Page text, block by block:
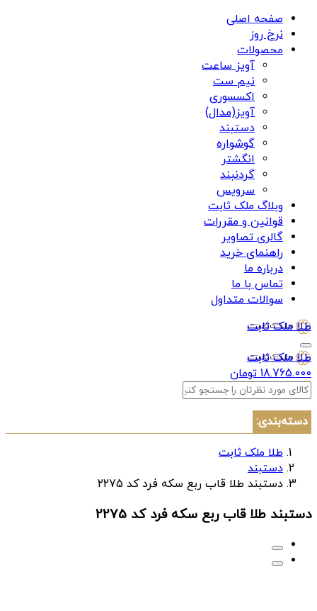
صفحه اصلی
نرخ روز
محصولات
آویز ساعت
نیم ست
اکسسوری
آویز(مدال)
دستبند
گوشواره
انگشتر
گردنبند
سرویس
وبلاگ ملک ثابت
قوانین و مقررات
گالری تصاویر
راهنمای خرید
درباره ما
تماس با ما
سوالات متداول
طلا ملک ثابت
طلا ملک ثابت
18.765.000 تومان
دسته‌بندی:
طلا ملک ثابت
دستبند
دستبند طلا قاب ربع سکه فرد کد 2275
دستبند طلا قاب ربع سکه فرد کد 2275